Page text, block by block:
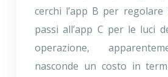
cerchi l’app B per
passi all’app C per le luci
operazione,
nasconde un costo in